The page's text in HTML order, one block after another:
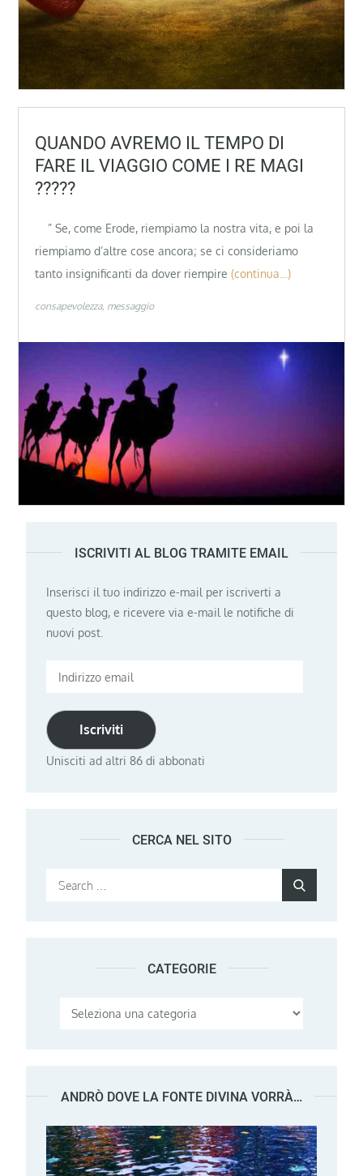
QUANDO AVREMO IL TEMPO DI
FARE IL VIAGGIO COME I RE MAGI
?????
” Se, come Erode, riempiamo la nostra vita, e poi la
riempiamo d’altre cose ancora; se ci consideriamo
tanto insignificanti da dover riempire (continua…)
consapevolezza messaggio
ISCRIVITI AL BLOG TRAMITE EMAIL
Inserisci il tuo indirizzo e-mail per iscriverti a
questo blog, e ricevere via e-mail le notifiche di
nuovi post.
Indirizzo
Iscriviti
Unisciti ad altri 86 di abbonati
CERCA NEL SITO
Search
CATEGORIE
Categorie
ANDRÒ DOVE LA FONTE DIVINA VORRÀ…